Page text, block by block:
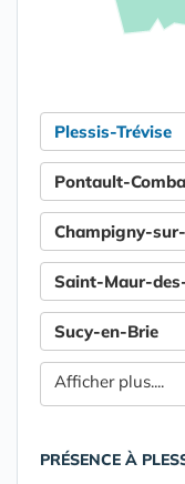
Plessis-Trévise
Pontault-
Champigny-
Saint-Maur-
Sucy-en-Brie
Afficher plus....
PRÉSENCE À